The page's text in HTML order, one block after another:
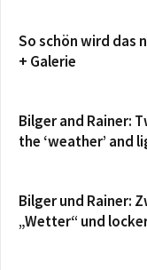
So schön wird das
+ Galerie
Bilger and Rainer:
the ‘weather’ and
Bilger und Rainer:
„Wetter“ und